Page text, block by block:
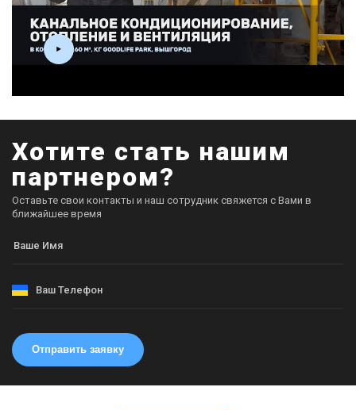
Хотите стать нашим
партнером?
Оставьте свои контакты и наш сотрудник свяжется с Вами в
ближайшее время
Отправить заявку